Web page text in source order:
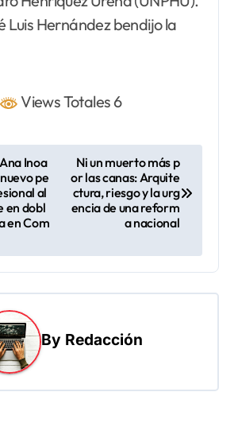
Luis Hernández bendijo la
Views Totales 6
Inoa
pe
al
en dobl
en Com
Ni un muerto más p
or las canas: Arquite
ctura, riesgo y la urg
encia de una reform
a nacional
By Redacción